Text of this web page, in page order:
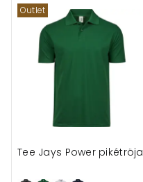
Outlet
Tee Jays Power pikétröja